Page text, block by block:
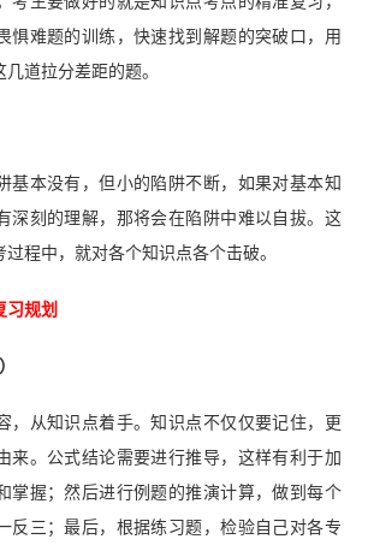
惧难题的训练，快速找到解题的突破口，用
道拉分差距的题。
基本没有，但小的陷阱不断，如果对基本知
深刻的理解，那将会在陷阱中难以自拔。这
程中，就对各个知识点各个击破。
习规划
，从知识点着手。知识点不仅仅要记住，更
来。公式结论需要进行推导，这样有利于加
掌握；然后进行例题的推演计算，做到每个
反三；最后，根据练习题，检验自己对各专